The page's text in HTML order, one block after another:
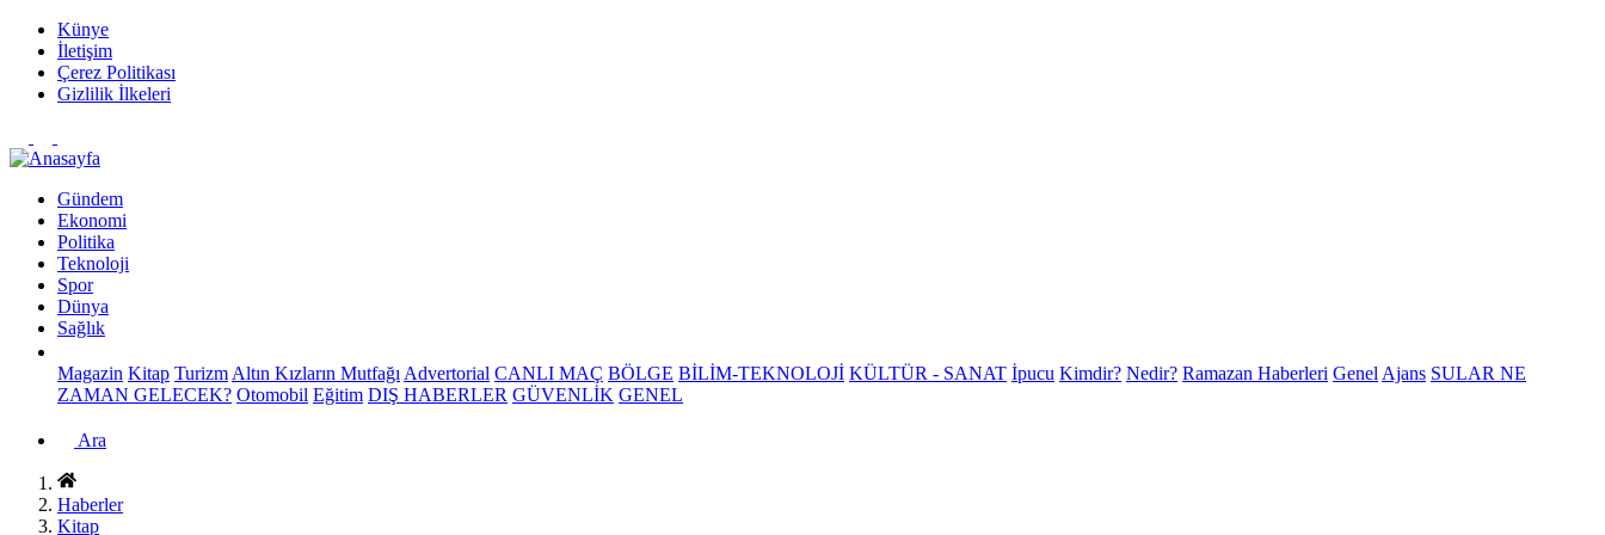
Künye
İletişim
Çerez Politikası
Gizlilik İlkeleri
Gündem
Ekonomi
Politika
Teknoloji
Spor
Dünya
Sağlık
Magazin Kitap Turizm Altın Kızların Mutfağı Advertorial CANLI MAÇ BÖLGE BİLİM-TEKNOLOJİ KÜLTÜR - SANAT İpucu Kimdir? Nedir? Ramazan Haberleri Genel Ajans SULAR NE
ZAMAN GELECEK? Otomobil Eğitim DIŞ HABERLER GÜVENLİK GENEL
Ara
Haberler
Kitap